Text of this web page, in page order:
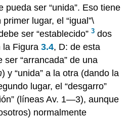
pueda ser “unida”. Eso tiene
lugar, el “igual”\
ser “establecido”3 dos
la Figura3.4, D: de esta
“arrancada” de una
) y “unida” a la otra (dando la
lugar, el “desgarro”
(líneas Av. 1—3), aunque
normalmente